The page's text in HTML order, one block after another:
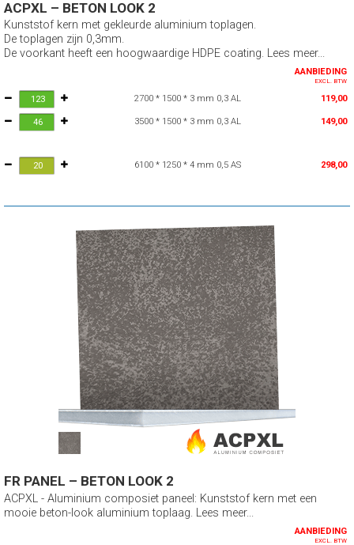
ACPXL – BETON LOOK 2
Kunststof kern met gekleurde aluminium toplagen.
De toplagen zijn 0,3mm.
De voorkant heeft een hoogwaardige HDPE coating. Lees meer...
AANBIEDING
EXCL. BTW
2700 * 1500 * 3 mm 0,3 AL 119,00
3500 * 1500 * 3 mm 0,3 AL 149,00
6100 * 1250 * 4 mm 0,5 AS 298,00
FR PANEL – BETON LOOK 2
ACPXL - Aluminium composiet paneel: Kunststof kern met een
mooie beton-look aluminium toplaag. Lees meer...
AANBIEDING
EXCL. BTW